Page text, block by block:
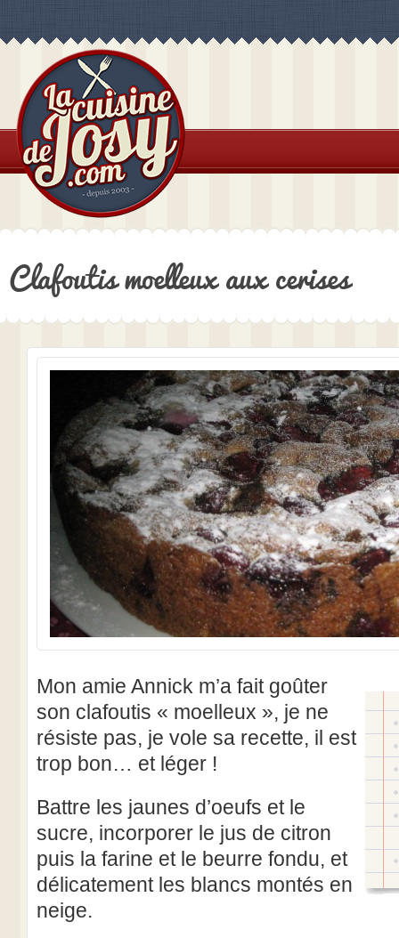
Clafoutis moelleux aux cerises
Mon amie Annick m’a fait goûter
son clafoutis « moelleux », je ne
résiste pas, je vole sa recette, il est
trop bon… et léger !
Battre les jaunes d’oeufs et le
sucre, incorporer le jus de citron
puis la farine et le beurre fondu, et
délicatement les blancs montés en
neige.